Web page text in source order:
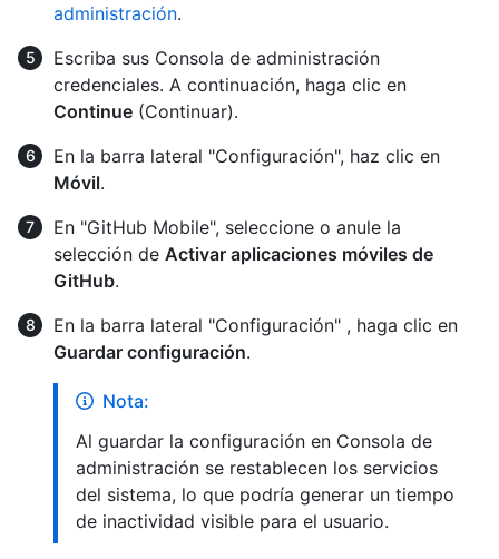
administración.
Escriba sus Consola de administración
credenciales. A continuación, haga clic en
Continue (Continuar).
En la barra lateral "Configuración", haz clic en
Móvil.
En "GitHub Mobile", seleccione o anule la
selección de Activar aplicaciones móviles de
GitHub.
En la barra lateral "Configuración" , haga clic en
Guardar configuración.
Nota:
Al guardar la configuración en Consola de
administración se restablecen los servicios
del sistema, lo que podría generar un tiempo
de inactividad visible para el usuario.